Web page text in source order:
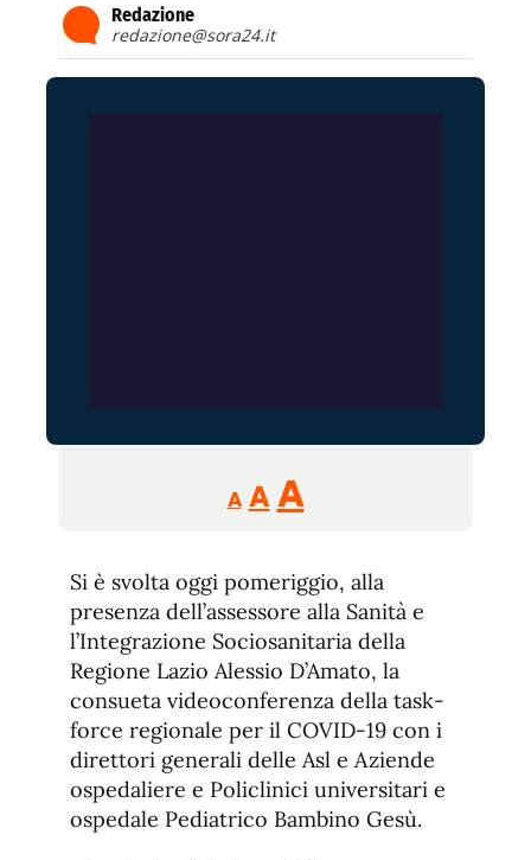
Redazione
redazione@sora24.it
A
Reducir
tamaño
A Restablecer
de
fuente
AAumentar
de
fuente.
Si è svolta oggi pomeriggio, alla
presenza dell’assessore alla Sanità e
l’Integrazione Sociosanitaria della
Regione Lazio Alessio D’Amato, la
consueta videoconferenza della task-
force regionale per il COVID-19 con i
direttori generali delle Asl e Aziende
ospedaliere e Policlinici universitari e
ospedale Pediatrico Bambino Gesù.